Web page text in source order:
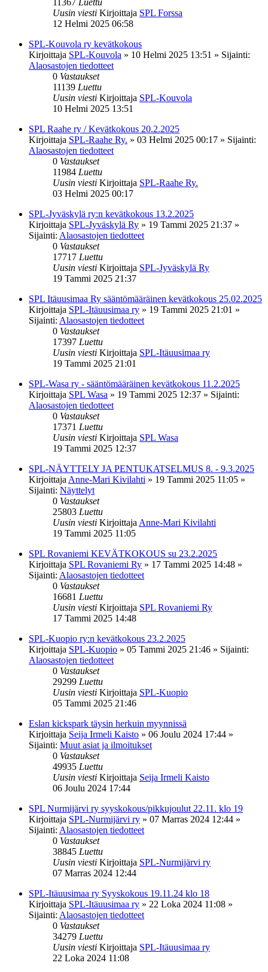
Uusin viesti Kirjoittaja SPL Forssa
12 Helmi 2025 06:58
SPL-Kouvola ry kevätkokous
Kirjoittaja SPL-Kouvola » 10 Helmi 2025 13:51 » Sijainti:
Alaosastojen tiedotteet
0 Vastaukset
11139 Luettu
Uusin viesti Kirjoittaja SPL-Kouvola
10 Helmi 2025 13:51
SPL Raahe ry / Kevätkokous 20.2.2025
Kirjoittaja SPL-Raahe Ry. » 03 Helmi 2025 00:17 » Sijainti:
Alaosastojen tiedotteet
0 Vastaukset
11984 Luettu
Uusin viesti Kirjoittaja SPL-Raahe Ry.
03 Helmi 2025 00:17
SPL-Jyväskylä ry:n kevätkokous 13.2.2025
Kirjoittaja SPL-Jyväskylä Ry » 19 Tammi 2025 21:37 »
Sijainti: Alaosastojen tiedotteet
0 Vastaukset
17717 Luettu
Uusin viesti Kirjoittaja SPL-Jyväskylä Ry
19 Tammi 2025 21:37
SPL Itäuusimaa Ry sääntömääräinen kevätkokous 25.02.2025
Kirjoittaja SPL-Itäuusimaa ry » 19 Tammi 2025 21:01 »
Sijainti: Alaosastojen tiedotteet
0 Vastaukset
17397 Luettu
Uusin viesti Kirjoittaja SPL-Itäuusimaa ry
19 Tammi 2025 21:01
SPL-Wasa ry - sääntömääräinen kevätkokous 11.2.2025
Kirjoittaja SPL Wasa » 19 Tammi 2025 12:37 » Sijainti:
Alaosastojen tiedotteet
0 Vastaukset
17371 Luettu
Uusin viesti Kirjoittaja SPL Wasa
19 Tammi 2025 12:37
SPL-NÄYTTELY JA PENTUKATSELMUS 8. - 9.3.2025
Kirjoittaja Anne-Mari Kivilahti » 19 Tammi 2025 11:05 »
Sijainti: Näyttelyt
0 Vastaukset
25803 Luettu
Uusin viesti Kirjoittaja Anne-Mari Kivilahti
19 Tammi 2025 11:05
SPL Rovaniemi KEVÄTKOKOUS su 23.2.2025
Kirjoittaja SPL Rovaniemi Ry » 17 Tammi 2025 14:48 »
Sijainti: Alaosastojen tiedotteet
0 Vastaukset
16681 Luettu
Uusin viesti Kirjoittaja SPL Rovaniemi Ry
17 Tammi 2025 14:48
SPL-Kuopio ry:n kevätkokous 23.2.2025
Kirjoittaja SPL-Kuopio » 05 Tammi 2025 21:46 » Sijainti:
Alaosastojen tiedotteet
0 Vastaukset
29299 Luettu
Uusin viesti Kirjoittaja SPL-Kuopio
05 Tammi 2025 21:46
Eslan kickspark täysin herkuin myynnissä
Kirjoittaja Seija Irmeli Kaisto » 06 Joulu 2024 17:44 »
Sijainti: Muut asiat ja ilmoitukset
0 Vastaukset
49935 Luettu
Uusin viesti Kirjoittaja Seija Irmeli Kaisto
06 Joulu 2024 17:44
SPL Nurmijärvi ry syyskokous/pikkujoulut 22.11. klo 19
Kirjoittaja SPL-Nurmijärvi ry » 07 Marras 2024 12:44 »
Sijainti: Alaosastojen tiedotteet
0 Vastaukset
38845 Luettu
Uusin viesti Kirjoittaja SPL-Nurmijärvi ry
07 Marras 2024 12:44
SPL-Itäuusimaa ry Syyskokous 19.11.24 klo 18
Kirjoittaja SPL-Itäuusimaa ry » 22 Loka 2024 11:08 »
Sijainti: Alaosastojen tiedotteet
0 Vastaukset
34279 Luettu
Uusin viesti Kirjoittaja SPL-Itäuusimaa ry
22 Loka 2024 11:08